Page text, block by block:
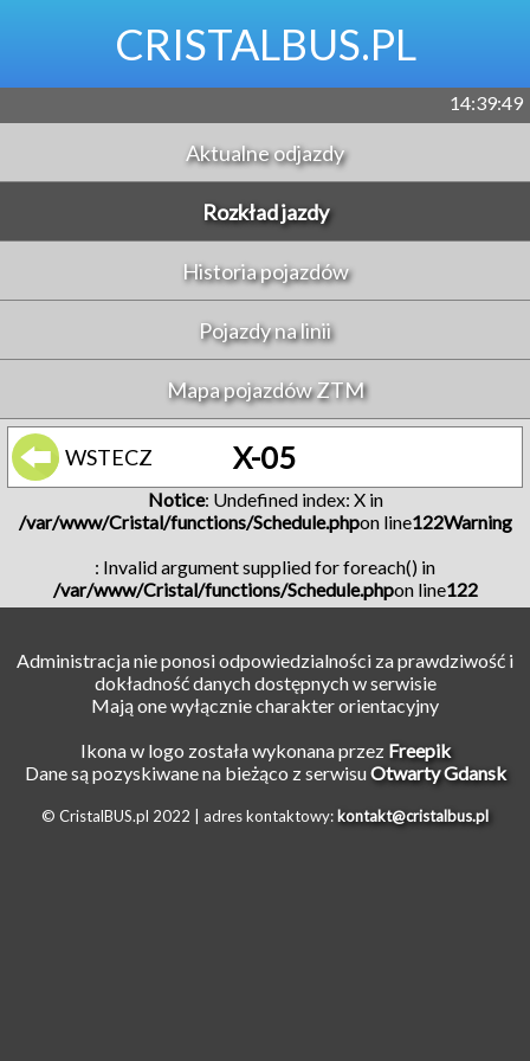
CRISTALBUS.PL
14:39:49
Aktualne odjazdy
Rozkład jazdy
Historia pojazdów
Pojazdy na linii
Mapa pojazdów ZTM
WSTECZ X-05
Notice: Undefined index: X in
/var/www/Cristal/functions/Schedule.phpon line122Warning
: Invalid argument supplied for foreach() in
/var/www/Cristal/functions/Schedule.phpon line122
Administracja nie ponosi odpowiedzialności za prawdziwość i
dokładność danych dostępnych w serwisie
Mają one wyłącznie charakter orientacyjny
Ikona w logo została wykonana przez Freepik
Dane są pozyskiwane na bieżąco z serwisuOtwarty Gdansk
© CristalBUS.pl 2022 | adres kontaktowy: kontakt@cristalbus.pl